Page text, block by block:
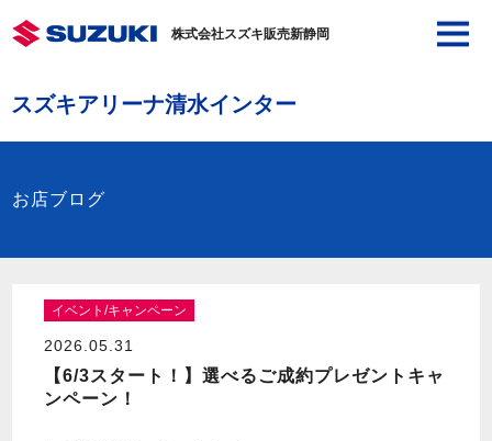
株式会社スズキ販売新静岡
スズキアリーナ清水インター
お店ブログ
イベント/キャンペーン
2026.05.31
【6/3スタート！】選べるご成約プレゼントキャ
ンペーン！